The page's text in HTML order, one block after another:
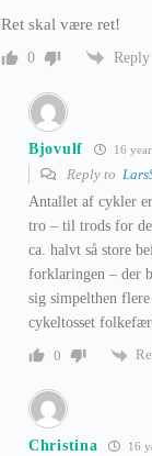
Ret skal være ret!
0 Reply
Bjovulf 16
Reply to
Antallet af cykler
tro – til trods for
ca. halvt så store
forklaringen – der
sig simpelthen
cykeltosset
0
Christina 16